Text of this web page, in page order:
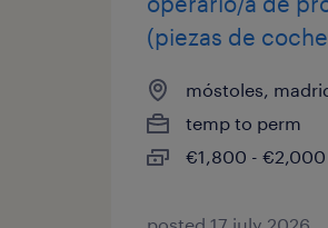
(piezas de
móstoles,
temp to perm
€1,800 -